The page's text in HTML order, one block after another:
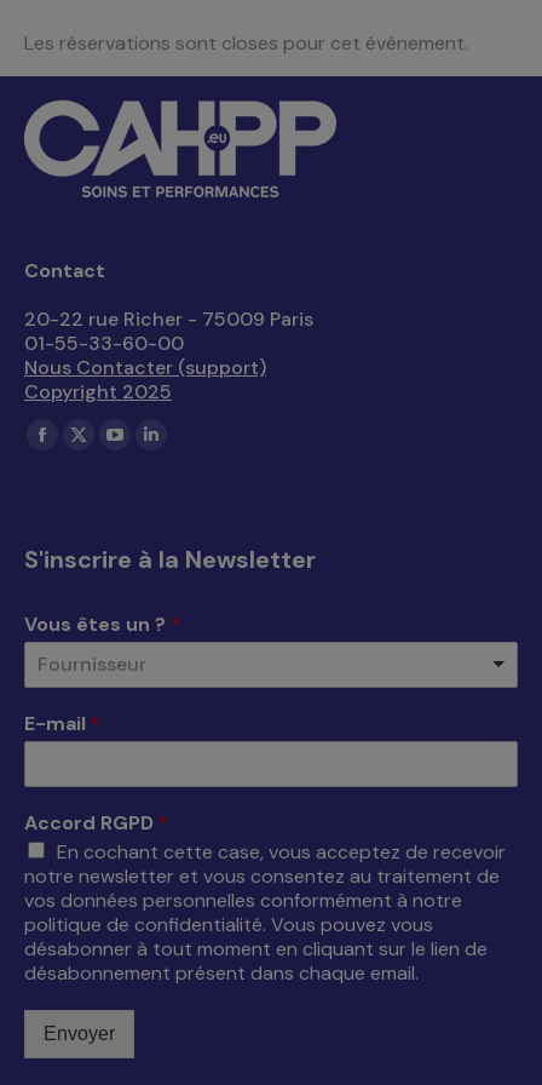
Les réservations sont closes pour cet événement.
Contact
20-22 rue Richer - 75009 Paris
01-55-33-60-00
Nous Contacter (support)
Copyright 2025
Trouvez nous sur :
La
dans
nouvelle
fenêtre
La
dans
nouvelle
fenêtre
La
dans
nouvelle
fenêtre
La
dans
nouvelle
S'inscrire à la Newsletter
Vous êtes un ? *
Fournisseur
E-mail *
Accord RGPD *
En cochant cette case, vous acceptez de recevoir
notre newsletter et vous consentez au traitement de
vos données personnelles conformément à notre
politique de confidentialité. Vous pouvez vous
désabonner à tout moment en cliquant sur le lien de
désabonnement présent dans chaque email.
Envoyer